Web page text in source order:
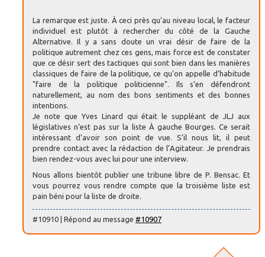
La remarque est juste. À ceci près qu’au niveau local, le facteur
individuel est plutôt à rechercher du côté de la Gauche
Alternative. Il y a sans doute un vrai désir de faire de la
politique autrement chez ces gens, mais force est de constater
que ce désir sert des tactiques qui sont bien dans les manières
classiques de faire de la politique, ce qu’on appelle d’habitude
"faire de la politique politicienne". Ils s’en défendront
naturellement, au nom des bons sentiments et des bonnes
intentions.
Je note que Yves Linard qui était le suppléant de JLJ aux
législatives n’est pas sur la liste À gauche Bourges. Ce serait
intéressant d’avoir son point de vue. S’il nous lit, il peut
prendre contact avec la rédaction de l’Agitateur. Je prendrais
bien rendez-vous avec lui pour une interview.
Nous allons bientôt publier une tribune libre de P. Bensac. Et
vous pourrez vous rendre compte que la troisième liste est
pain béni pour la liste de droite.
#10910 | Répond au message #10907